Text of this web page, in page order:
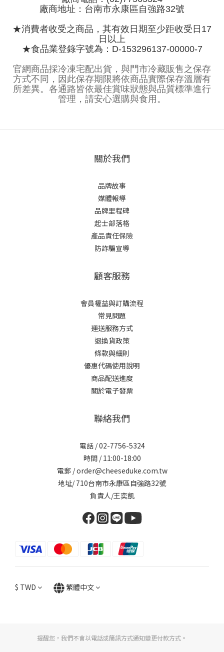
廠商地址：台南市永康區自強路32號
★消費者收受之商品，其有效日期至少距收受日17
日以上
★食品業登錄字號為：D-153296137-00000-7
官網商品採冷凍宅配出貨，與門市冷藏販售之保存
方式不同，因此保存期限將依商品實際保存溫層有
所差異。各通路皆依最佳賞味狀態與品質標準進行
管理，請安心選購與食用。
關於我們
品牌故事
媒體報導
品牌里程碑
起士部落格
產品責任保險
防詐騙宣導
顧客服務
會員權益與訂購流程
常見問題
運送服務方式
退換貨政策
條款與細則
優惠代碼使用說明
商品配送進度
關於電子發票
聯絡我們
電話 / 02-7756-5324
時間 / 11:00-18:00
電郵 / order@cheeseduke.com.tw
地址/ 710台南市永康區自強路32號
負責人/王奕凱
$ TWD 繁體中文
提醒您，我們不會以電話或簡訊方式通知變更付款方式。